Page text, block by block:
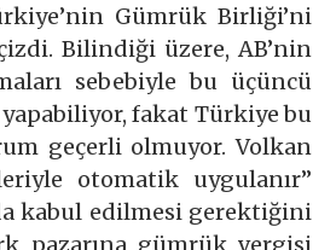
Gümrük Birliği’ni
Bilindiği üzere, AB’nin
sebebiyle bu üçüncü
fakat Türkiye bu
geçerli olmuyor. Volkan
otomatik uygulanır”
kabul edilmesi gerektiğini